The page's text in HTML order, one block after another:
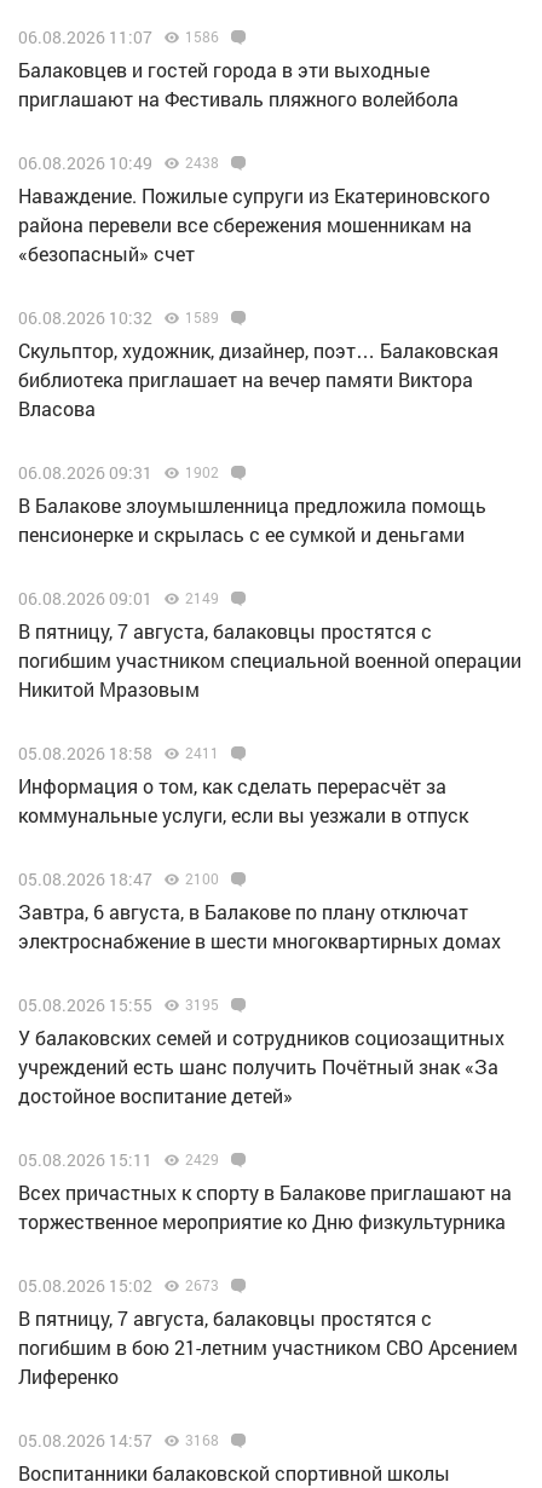
06.08.2026 11:07 1586
Балаковцев и гостей города в эти выходные
приглашают на Фестиваль пляжного волейбола
06.08.2026 10:49 2438
Наваждение. Пожилые супруги из Екатериновского
района перевели все сбережения мошенникам на
«безопасный» счет
06.08.2026 10:32 1589
Скульптор, художник, дизайнер, поэт… Балаковская
библиотека приглашает на вечер памяти Виктора
Власова
06.08.2026 09:31 1902
В Балакове злоумышленница предложила помощь
пенсионерке и скрылась с ее сумкой и деньгами
06.08.2026 09:01 2149
В пятницу, 7 августа, балаковцы простятся с
погибшим участником специальной военной операции
Никитой Мразовым
05.08.2026 18:58 2411
Информация о том, как сделать перерасчёт за
коммунальные услуги, если вы уезжали в отпуск
05.08.2026 18:47 2100
Завтра, 6 августа, в Балакове по плану отключат
электроснабжение в шести многоквартирных домах
05.08.2026 15:55 3195
У балаковских семей и сотрудников социозащитных
учреждений есть шанс получить Почётный знак «За
достойное воспитание детей»
05.08.2026 15:11 2429
Всех причастных к спорту в Балакове приглашают на
торжественное мероприятие ко Дню физкультурника
05.08.2026 15:02 2673
В пятницу, 7 августа, балаковцы простятся с
погибшим в бою 21-летним участником СВО Арсением
Лиференко
05.08.2026 14:57 3168
Воспитанники балаковской спортивной школы